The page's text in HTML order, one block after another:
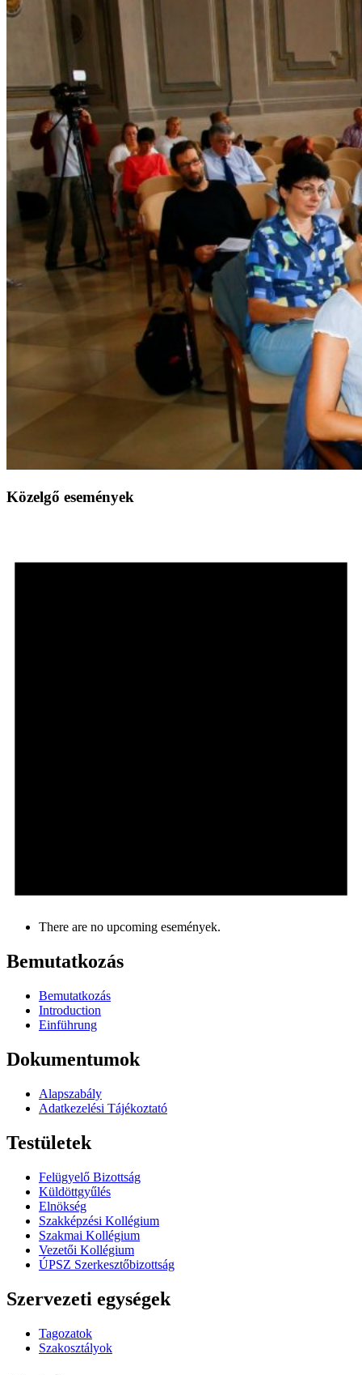
Közelgő események
There are no upcoming események.
Bemutatkozás
Bemutatkozás
Introduction
Einführung
Dokumentumok
Alapszabály
Adatkezelési Tájékoztató
Testületek
Felügyelő Bizottság
Küldöttgyűlés
Elnökség
Szakképzési Kollégium
Szakmai Kollégium
Vezetői Kollégium
ÚPSZ Szerkesztőbizottság
Szervezeti egységek
Tagozatok
Szakosztályok